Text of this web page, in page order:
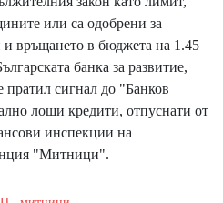
или са одобрени за
връщането в бюджета на 1.45
банка за развитие,
пратил сигнал до "Банков
лоши кредити, отпуснати от
инспекции на
"Митници".